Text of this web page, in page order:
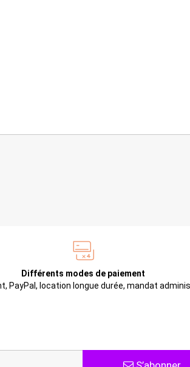
Différents modes de paiement
PayPal, location longue durée, mandat